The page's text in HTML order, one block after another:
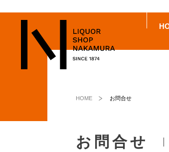
HOME お問合せ
お問合せ